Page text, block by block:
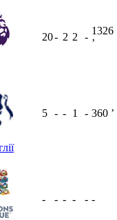
20- 2 2 -
1326
ʼ
5 - - 1 - 360 ʼ
- - - - - -